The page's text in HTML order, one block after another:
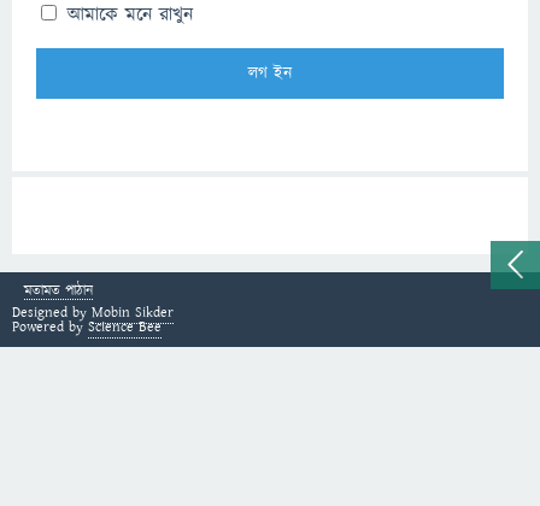
আমাকে মনে রাখুন
মতামত পাঠান
Designed by Mobin Sikder
Powered by Science Bee